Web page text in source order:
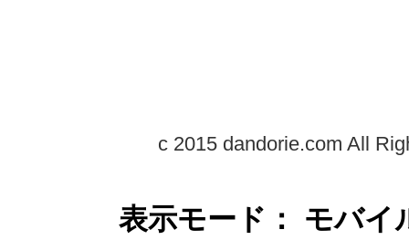
c 2015 dandorie.com All
表示モード： モバ